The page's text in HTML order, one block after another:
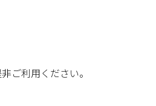
ご利用ください。